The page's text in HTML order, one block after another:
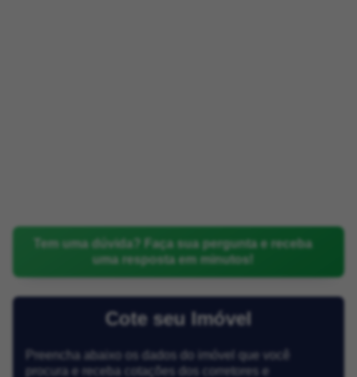
Tem uma dúvida? Faça sua pergunta e receba
uma resposta em minutos!
Cote seu Imóvel
Preencha abaixo os dados do imóvel que você
procura e receba cotações dos corretores e